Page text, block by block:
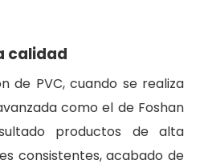
calidad
de PVC, cuando se realiza
como el de Foshan
productos de alta
consistentes, acabado de